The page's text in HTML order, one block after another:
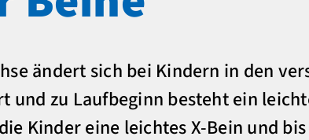
ändert sich bei Kindern in den
und zu Laufbeginn besteht ein
Kinder eine leichtes X-Bein und